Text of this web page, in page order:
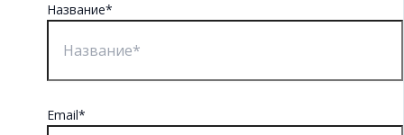
Название*
Email*